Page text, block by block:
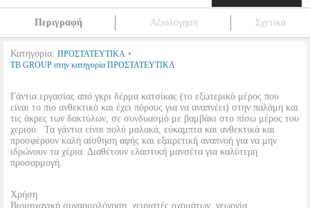
Περιγραφή Αξιολόγηση Σχετικά
Κατηγορία: ΠΡΟΣΤΑΤΕΥΤΙΚΑ •
TB GROUP στην κατηγορία ΠΡΟΣΤΑΤΕΥΤΙΚΑ
Γάντια εργασίας από γκρι δέρμα κατσίκας (το εξωτερικό μέρος που
είναι το πιο ανθεκτικό και έχει πόρους για να αναπνέει) στην παλάμη και
τις άκρες των δακτύλων, σε συνδυασμό με βαμβάκι στο πίσω μέρος του
χεριού. Τα γάντια είναι πολύ μαλακά, εύκαμπτα και ανθεκτικά και
προσφέρουν καλή αίσθηση αφής και εξαιρετική αναπνοή για να μην
ιδρώνουν τα χέρια. Διαθέτουν ελαστική μανσέτα για καλύτερη
προσαρμογή.
Χρήση
Βιομηχανική συναρμολόγηση, χειριστές οχημάτων, γεωργία.